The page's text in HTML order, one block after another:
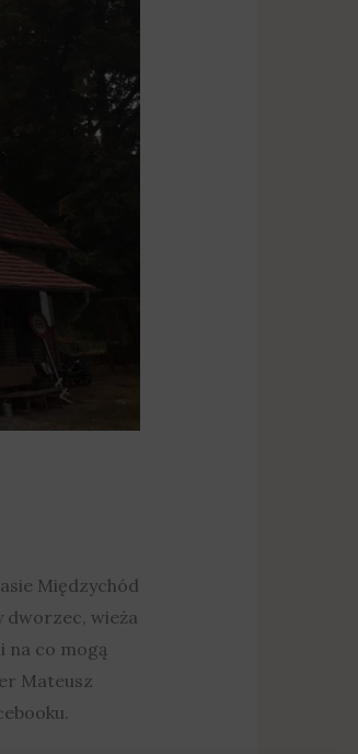
Międzychód
dworzec, wieża
na co mogą
Mateusz